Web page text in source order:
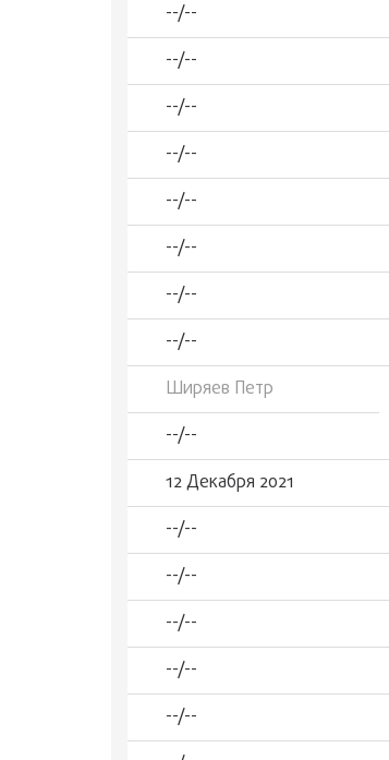
--/--
--/--
--/--
--/--
--/--
--/--
--/--
--/--
Ширяев Петр
--/--
12 Декабря 2021
--/--
--/--
--/--
--/--
--/--